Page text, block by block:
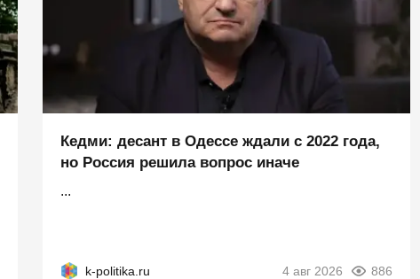
Кедми: десант в Одессе ждали с 2022 года,
но Россия решила вопрос иначе
...
k-politika.ru 4 авг 2026 886